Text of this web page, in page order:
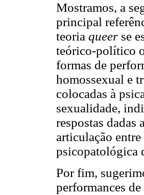
Mostramos, a
principal
teoria queer se
teórico-político
formas de
homossexual e
colocadas à
sexualidade,
respostas dadas
articulação entre
psicopatológica
Por fim,
performances